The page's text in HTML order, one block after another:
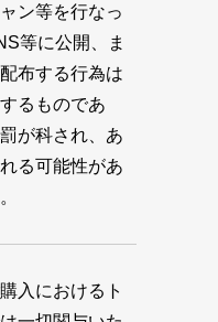
ン等を行なっ
等に公開、ま
布する行為は
るものであ
が科され、あ
る可能性があ
入におけるト